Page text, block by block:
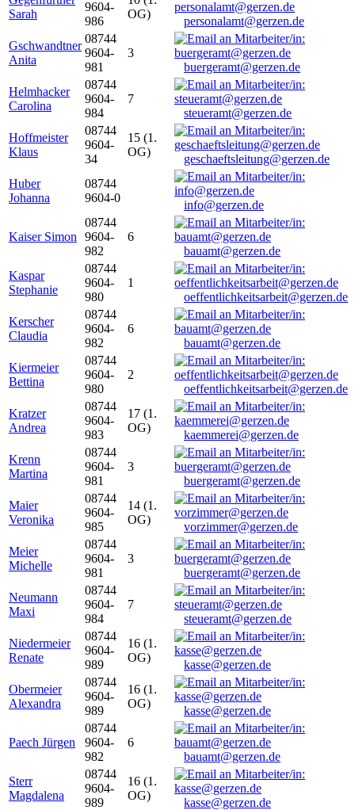
Sarah
9604-
986
OG)
personalamt@gerzen.de
Gschwandtner
Anita
08744
9604-
981
3
buergeramt@gerzen.de
Helmhacker
Carolina
08744
9604-
984
7
steueramt@gerzen.de
Hoffmeister
Klaus
08744
9604-
34
15 (1.
OG)
geschaeftsleitung@gerzen.de
Huber
Johanna
08744
9604-0
info@gerzen.de
Kaiser Simon
08744
9604-
982
6
bauamt@gerzen.de
Kaspar
Stephanie
08744
9604-
980
1
oeffentlichkeitsarbeit@gerzen.de
Kerscher
Claudia
08744
9604-
982
6
bauamt@gerzen.de
Kiermeier
Bettina
08744
9604-
980
2
oeffentlichkeitsarbeit@gerzen.de
Kratzer
Andrea
08744
9604-
983
17 (1.
OG)
kaemmerei@gerzen.de
Krenn
Martina
08744
9604-
981
3
buergeramt@gerzen.de
Maier
Veronika
08744
9604-
985
14 (1.
OG)
vorzimmer@gerzen.de
Meier
Michelle
08744
9604-
981
3
buergeramt@gerzen.de
Neumann
Maxi
08744
9604-
984
7
steueramt@gerzen.de
Niedermeier
Renate
08744
9604-
989
16 (1.
OG)
kasse@gerzen.de
Obermeier
Alexandra
08744
9604-
989
16 (1.
OG)
kasse@gerzen.de
Paech Jürgen
08744
9604-
982
6
bauamt@gerzen.de
Sterr
Magdalena
08744
9604-
989
16 (1.
OG)
kasse@gerzen.de